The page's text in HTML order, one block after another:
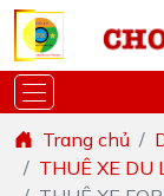
Trang chủ
THUÊ XE DU